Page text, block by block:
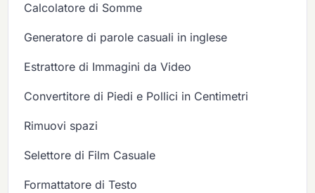
Calcolatore di Somme
Generatore di parole casuali in inglese
Estrattore di Immagini da Video
Convertitore di Piedi e Pollici in Centimetri
Rimuovi spazi
Selettore di Film Casuale
Formattatore di Testo